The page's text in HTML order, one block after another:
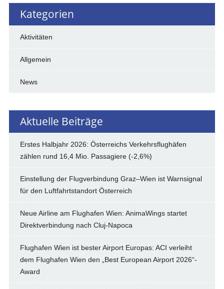
Kategorien
Aktivitäten
Allgemein
News
Aktuelle Beiträge
Erstes Halbjahr 2026: Österreichs Verkehrsflughäfen
zählen rund 16,4 Mio. Passagiere (-2,6%)
Einstellung der Flugverbindung Graz–Wien ist Warnsignal
für den Luftfahrtstandort Österreich
Neue Airline am Flughafen Wien: AnimaWings startet
Direktverbindung nach Cluj-Napoca
Flughafen Wien ist bester Airport Europas: ACI verleiht
dem Flughafen Wien den „Best European Airport 2026“-
Award